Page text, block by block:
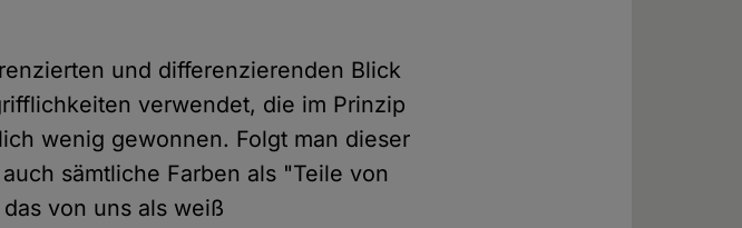
und differenzierenden Blick
verwendet, die im Prinzip
wenig gewonnen. Folgt man dieser
sämtliche Farben als "Teile von
von uns als weiß